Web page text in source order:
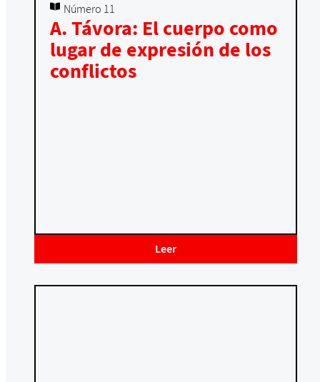
Número 11
A. Távora: El cuerpo como
lugar de expresión de los
conflictos
Leer